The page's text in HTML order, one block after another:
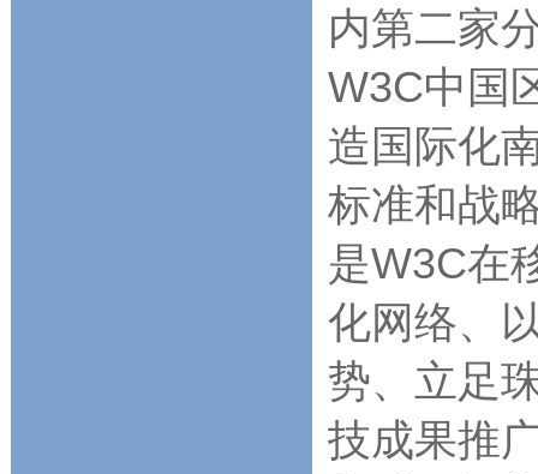
内第二家
W3C中国
造国际化
标准和战
是W3C在
化网络、
势、立足
技成果推